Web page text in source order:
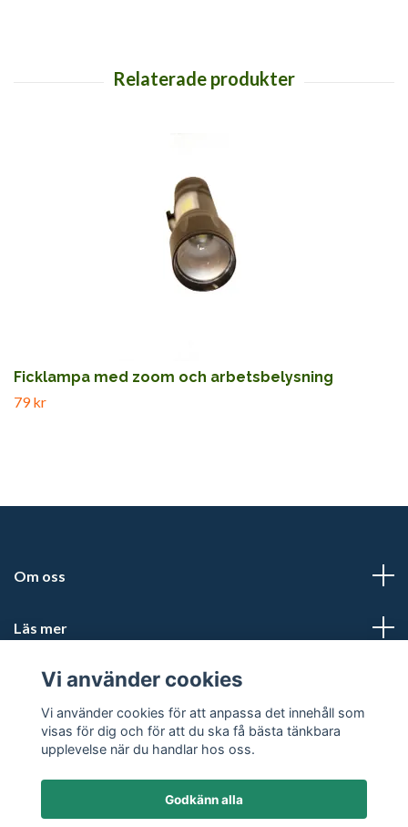
Ficklampa med zoom och arbetsbelysning
79 kr
Om oss
Läs mer
Sociala medier
Vi använder cookies
Vi använder cookies för att anpassa det innehåll som
visas för dig och för att du ska få bästa tänkbara
upplevelse när du handlar hos oss.
Godkänn alla